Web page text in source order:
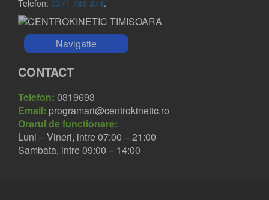
Telefon: 0371 785 374.
Navigatie
CONTACT
Telefon: 0319693
Email: programari@centrokinetic.ro
Orarul de functionare:
Luni – Vineri, intre 07:00 – 21:00
Sambata, intre 09:00 – 14:00